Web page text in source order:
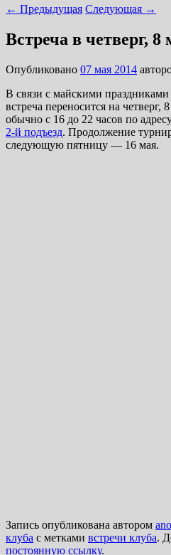
← Предыдущая Следующая →
Встреча в четверг, 8
Опубликовано 07 мая 2014
В связи с майскими
встреча переносится на
обычно с 16 до 22 часов по
2-й подъезд. Продолжение
следующую пятницу — 16 мая.
Запись опубликована автором
клуба с метками встречи клуба.
постоянную ссылку.